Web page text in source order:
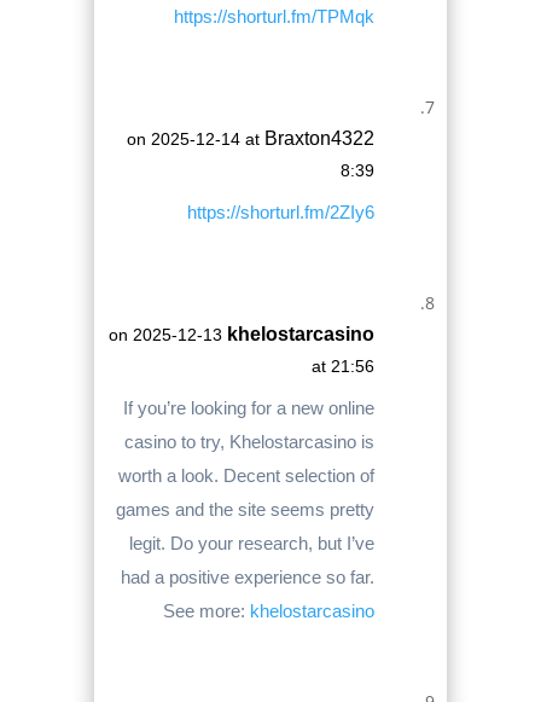
https://shorturl.fm/TPMqk
Braxton4322
on 2025-12-14 at
8:39
https://shorturl.fm/2ZIy6
khelostarcasino
on 2025-12-13
at 21:56
If you’re looking for a new online
casino to try, Khelostarcasino is
worth a look. Decent selection of
games and the site seems pretty
legit. Do your research, but I’ve
had a positive experience so far.
See more: khelostarcasino